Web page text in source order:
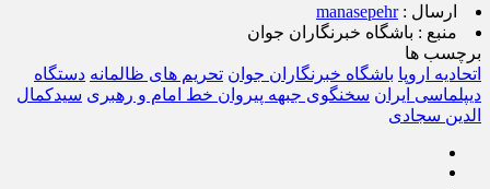
ارسال :manasepehr
منبع : باشگاه خبرنگاران جوان
برچسب ها
اتحادیه اروپا باشگاه خبرنگاران جوان تحریم های ظالمانه دستگاه
دیپلماسی ایران سخنگوی جبهه پیروان خط امام و رهبری سیدکمال
الدین سجادی